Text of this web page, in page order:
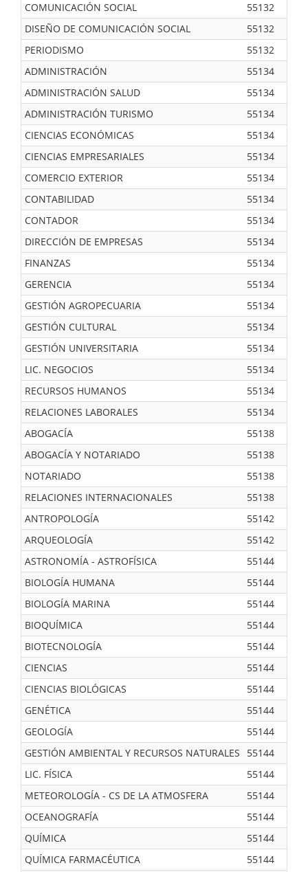
COMUNICACIÓN SOCIAL
55132
DISEÑO DE COMUNICACIÓN SOCIAL
55132
PERIODISMO
55132
ADMINISTRACIÓN
55134
ADMINISTRACIÓN SALUD
55134
ADMINISTRACIÓN TURISMO
55134
CIENCIAS ECONÓMICAS
55134
CIENCIAS EMPRESARIALES
55134
COMERCIO EXTERIOR
55134
CONTABILIDAD
55134
CONTADOR
55134
DIRECCIÓN DE EMPRESAS
55134
FINANZAS
55134
GERENCIA
55134
GESTIÓN AGROPECUARIA
55134
GESTIÓN CULTURAL
55134
GESTIÓN UNIVERSITARIA
55134
LIC. NEGOCIOS
55134
RECURSOS HUMANOS
55134
RELACIONES LABORALES
55134
ABOGACÍA
55138
ABOGACÍA Y NOTARIADO
55138
NOTARIADO
55138
RELACIONES INTERNACIONALES
55138
ANTROPOLOGÍA
55142
ARQUEOLOGÍA
55142
ASTRONOMÍA - ASTROFÍSICA
55144
BIOLOGÍA HUMANA
55144
BIOLOGÍA MARINA
55144
BIOQUÍMICA
55144
BIOTECNOLOGÍA
55144
CIENCIAS
55144
CIENCIAS BIOLÓGICAS
55144
GENÉTICA
55144
GEOLOGÍA
55144
GESTIÓN AMBIENTAL Y RECURSOS NATURALES
55144
LIC. FÍSICA
55144
METEOROLOGÍA - CS DE LA ATMOSFERA
55144
OCEANOGRAFÍA
55144
QUÍMICA
55144
QUÍMICA FARMACÉUTICA
55144